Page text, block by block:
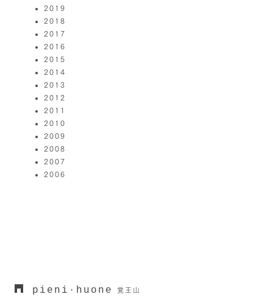
2019
2018
2017
2016
2015
2014
2013
2012
2011
2010
2009
2008
2007
2006
pieni ・ huone 覚王山